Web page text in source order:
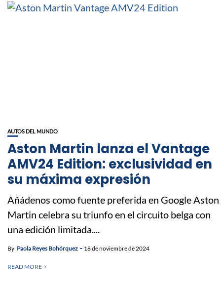
AUTOS DEL MUNDO
Aston Martin lanza el Vantage
AMV24 Edition: exclusividad en
su máxima expresión
Añádenos como fuente preferida en Google Aston
Martin celebra su triunfo en el circuito belga con
una edición limitada....
By Paola Reyes Bohórquez 18 de noviembre de 2024
READ MORE